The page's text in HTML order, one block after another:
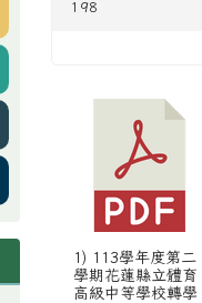
198
1) 113學年度第二
學期花蓮縣立體育
高級中等學校轉學